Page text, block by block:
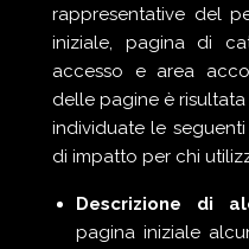
rappresentative del
iniziale, pagina di
accesso e area
delle pagine è
individuate le
di impatto per chi
Descrizione di
pagina iniziale